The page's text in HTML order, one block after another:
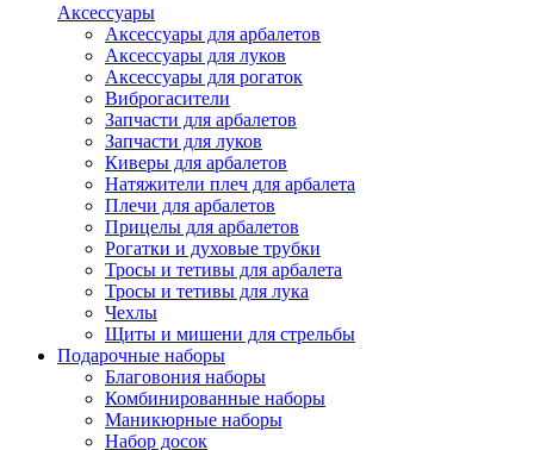
Аксессуары
Аксессуары для арбалетов
Аксессуары для луков
Аксессуары для рогаток
Виброгасители
Запчасти для арбалетов
Запчасти для луков
Киверы для арбалетов
Натяжители плеч для арбалета
Плечи для арбалетов
Прицелы для арбалетов
Рогатки и духовые трубки
Тросы и тетивы для арбалета
Тросы и тетивы для лука
Чехлы
Щиты и мишени для стрельбы
Подарочные наборы
Благовония наборы
Комбинированные наборы
Маникюрные наборы
Набор досок